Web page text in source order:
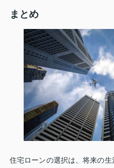
まとめ
住宅ローンの選択は、将来の